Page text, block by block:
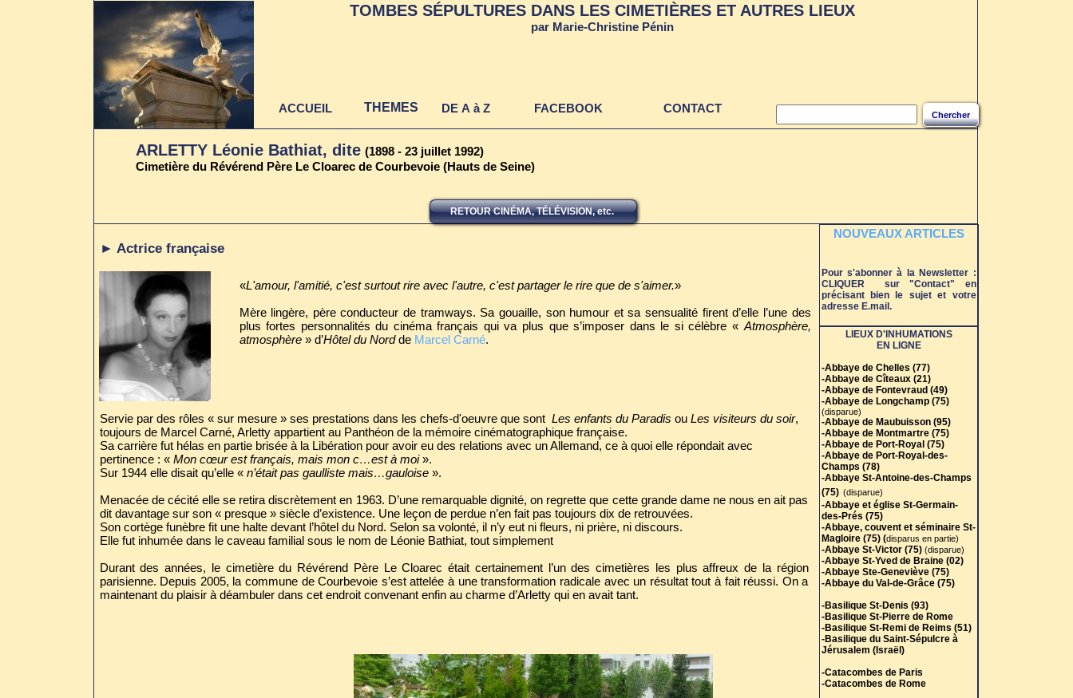
ARLETTY Léonie Bathiat, dite (1898 - 23 juillet 1992)
Cimetière du Révérend Père Le Cloarec de Courbevoie (Hauts de Seine)
► Actrice française
«L'amour, l'amitié, c'est surtout rire avec l'autre, c'est partager le rire que de s'aimer.»
Mère lingère, père conducteur de tramways. Sa gouaille, son humour et sa sensualité firent d’elle l’une des
plus fortes personnalités du cinéma français qui va plus que s’imposer dans le si célèbre « Atmosphère,
atmosphère» d’Hôtel du Nordde Marcel Carné.
RETOUR CINÉMA, TÉLÉVISION, etc.
Servie par des rôles « sur mesure » ses prestations dans les chefs-d'oeuvre que sont Les enfants du Paradis ou Les visiteurs du soir,
toujours de Marcel Carné, Arletty appartient au Panthéon de la mémoire cinématographique française.
Sa carrière fut hélas en partie brisée à la Libération pour avoir eu des relations avec un Allemand, ce à quoi elle répondait avec
pertinence : «Mon cœur est français, mais mon c…est à moi».
Sur 1944 elle disait qu’elle « n’était pas gaulliste mais…gauloise».
Menacée de cécité elle se retira discrètement en 1963. D’une remarquable dignité, on regrette que cette grande dame ne nous en ait pas
dit davantage sur son « presque » siècle d’existence. Une leçon de perdue n’en fait pas toujours dix de retrouvées.
Son cortège funèbre fit une halte devant l’hôtel du Nord. Selon sa volonté, il n’y eut ni fleurs, ni prière, ni discours.
Elle fut inhumée dans le caveau familial sous le nom de Léonie Bathiat, tout simplement
Durant des années, le cimetière du Révérend Père Le Cloarec était certainement l’un des cimetières les plus affreux de la région
parisienne. Depuis 2005, la commune de Courbevoie s’est attelée à une transformation radicale avec un résultat tout à fait réussi. On a
maintenant du plaisir à déambuler dans cet endroit convenant enfin au charme d’Arletty qui en avait tant.
TOMBES SÉPULTURES DANS LES CIMETIÈRES ET AUTRES LIEUX
par Marie-Christine Pénin
ACCUEIL THEMES DE A à Z CONTACT
FACEBOOK Chercher
NOUVEAUX ARTICLES
Pour s'abonner à la Newsletter :
CLIQUER sur "Contact" en
précisant bien le sujet et votre
adresse E.mail.
LIEUX D'INHUMATIONS
EN LIGNE
-Abbaye de Chelles (77)
-Abbaye de Cîteaux (21)
-Abbaye de Fontevraud (49)
-Abbaye de Longchamp (75)
(disparue)
-Abbaye de Maubuisson (95)
-Abbaye de Montmartre (75)
-Abbaye de Port-Royal (75)
-Abbaye de Port-Royal-des-
Champs (78)
-Abbaye St-Antoine-des-Champs
(75) (disparue)
-Abbaye et église St-Germain-
des-Prés (75)
-Abbaye, couvent et séminaire St-
Magloire (75) (disparus en partie)
-Abbaye St-Victor (75) (disparue)
-Abbaye St-Yved de Braine (02)
-Abbaye Ste-Geneviève (75)
-Abbaye du Val-de-Grâce (75)
-Basilique St-Denis (93)
-Basilique St-Pierre de Rome
-Basilique St-Remi de Reims (51)
-Basilique du Saint-Sépulcre à
Jérusalem (Israël)
-Catacombes de Paris
-Catacombes de Rome